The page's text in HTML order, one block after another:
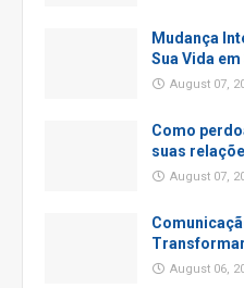
Mudança
Sua Vida
August 07,
Como
suas
August 07,
August 06,